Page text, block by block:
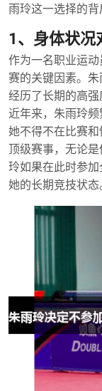
雨玲这一选择的背
1、身体状况
作为一名职业运
赛的关键因素。
经历了长期的高强
近年来，朱雨玲
她不得不在比赛
顶级赛事，无论
玲如果在此时参
她的长期竞技状态